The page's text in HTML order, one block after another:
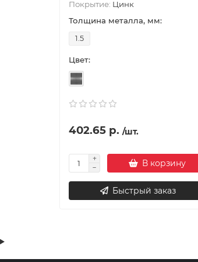
Покрытие: Цинк
Толщина металла, мм:
1.5
Цвет:
402.65 р. /шт.
В корзину
Быстрый заказ